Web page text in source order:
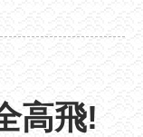
高飛!